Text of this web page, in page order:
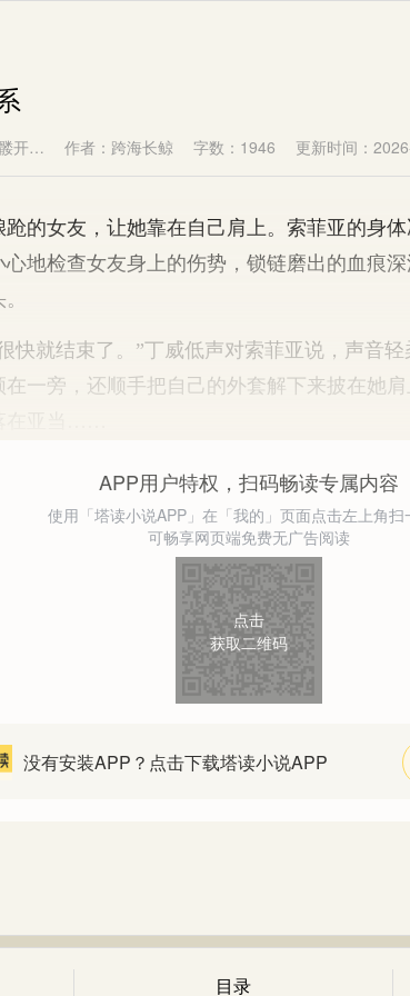
开… 作者：跨海长鲸 字数：1946 更新时间：
女友，让她靠在自己肩上。索菲亚的身体
地检查女友身上的伤势，锁链磨出的血痕
结束了。”丁威低声对索菲亚说，声音轻
一旁，还顺手把自己的外套解下来披在她
APP用户特权，扫码畅读专属内容
使用「塔读小说APP」在「我的」页面点击左上角扫
可畅享网页端免费无广告阅读
点击
获取二维码
没有安装APP？点击下载塔读小说APP
目录